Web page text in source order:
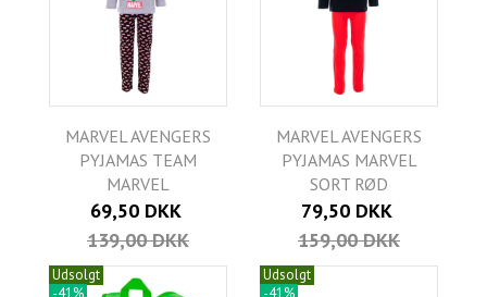
MARVEL AVENGERS
PYJAMAS TEAM
MARVEL
69,50 DKK
139,00 DKK
MARVEL AVENGERS
PYJAMAS MARVEL
SORT RØD
79,50 DKK
159,00 DKK
Udsolgt
Udsolgt